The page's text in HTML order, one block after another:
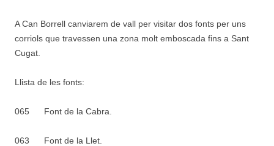
A Can Borrell canviarem de vall per visitar dos fonts per uns
corriols que travessen una zona molt emboscada fins a Sant
Cugat.
Llista de les fonts:
065 Font de la Cabra.
063 Font de la Llet.